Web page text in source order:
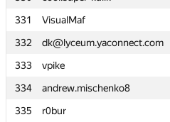
331
VisualMaf
332
dk@lyceum.yaconnect.com
333
vpike
334
andrew.mischenko8
335
r0bur
331
VisualMaf
332
dk@lyceum.yaconnect.com
333
vpike
334
andrew.mischenko8
335
r0bur